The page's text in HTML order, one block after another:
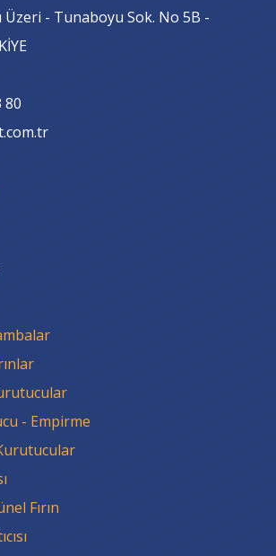
Üzeri - Tunaboyu Sok. No 5B -
80
- Empirme
Fırın